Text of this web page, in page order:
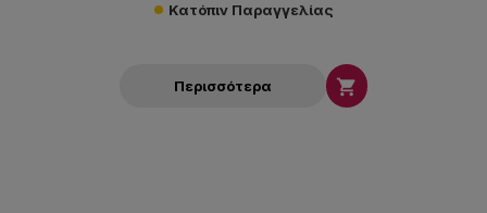
Κατόπιν Παραγγελίας
Περισσότερα 